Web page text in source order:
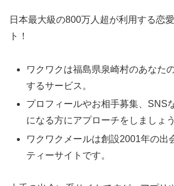
日本最大級の800万人超が利用する恋
ト！
ワクワクは福島県泉崎村のあなた
するサービス。
プロフィールやお相手募集、SNS
になる方にアプローチをしましょう
ワクワクメールは創設2001年の出
ティーサイトです。